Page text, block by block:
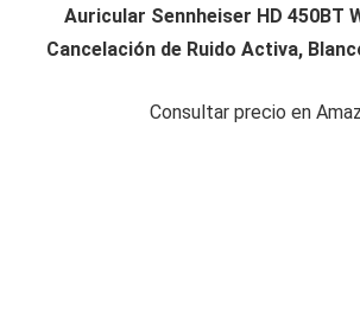
Auricular Sennheiser HD 450BT
Cancelación de Ruido Activa,
Consultar precio en